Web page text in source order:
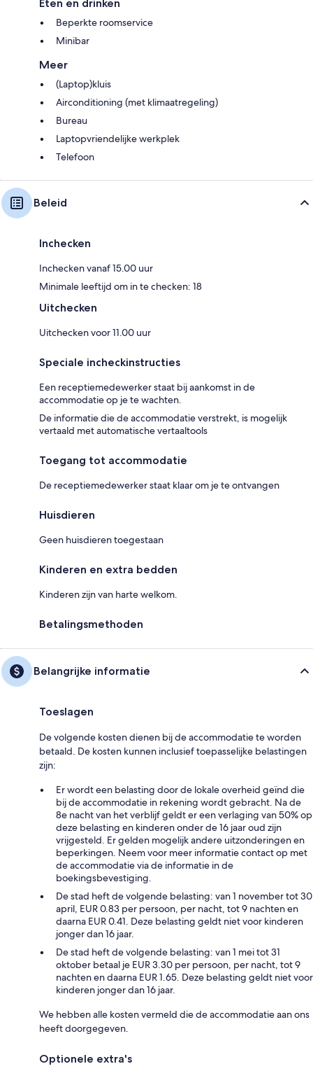
Eten en drinken
Beperkte roomservice
Minibar
Meer
(Laptop)kluis
Airconditioning (met klimaatregeling)
Bureau
Laptopvriendelijke werkplek
Telefoon
Beleid
Inchecken
Inchecken vanaf 15.00 uur
Minimale leeftijd om in te checken: 18
Uitchecken
Uitchecken voor 11.00 uur
Speciale incheckinstructies
Een receptiemedewerker staat bij aankomst in de
accommodatie op je te wachten.
De informatie die de accommodatie verstrekt, is mogelijk
vertaald met automatische vertaaltools
Toegang tot accommodatie
De receptiemedewerker staat klaar om je te ontvangen
Huisdieren
Geen huisdieren toegestaan
Kinderen en extra bedden
Kinderen zijn van harte welkom.
Betalingsmethoden
Belangrijke informatie
Toeslagen
De volgende kosten dienen bij de accommodatie te worden
betaald. De kosten kunnen inclusief toepasselijke belastingen
zijn:
Er wordt een belasting door de lokale overheid geïnd die
bij de accommodatie in rekening wordt gebracht. Na de
8e nacht van het verblijf geldt er een verlaging van 50% op
deze belasting en kinderen onder de 16 jaar oud zijn
vrijgesteld. Er gelden mogelijk andere uitzonderingen en
beperkingen. Neem voor meer informatie contact op met
de accommodatie via de informatie in de
boekingsbevestiging.
De stad heft de volgende belasting: van 1 november tot 30
april, EUR 0.83 per persoon, per nacht, tot 9 nachten en
daarna EUR 0.41. Deze belasting geldt niet voor kinderen
jonger dan 16 jaar.
De stad heft de volgende belasting: van 1 mei tot 31
oktober betaal je EUR 3.30 per persoon, per nacht, tot 9
nachten en daarna EUR 1.65. Deze belasting geldt niet voor
kinderen jonger dan 16 jaar.
We hebben alle kosten vermeld die de accommodatie aan ons
heeft doorgegeven.
Optionele extra's